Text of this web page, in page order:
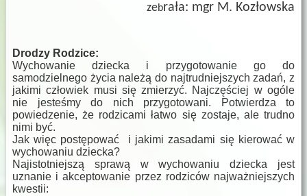
zebrała: mgr M. Kozłowska
Drodzy Rodzice:
Wychowanie dziecka i przygotowanie go do
samodzielnego życia należą do najtrudniejszych zadań, z
jakimi człowiek musi się zmierzyć. Najczęściej w ogóle
nie jesteśmy do nich przygotowani. Potwierdza to
powiedzenie, że rodzicami łatwo się zostaje, ale trudno
nimi być.
Jak więc postępować i jakimi zasadami się kierować w
wychowaniu dziecka?
Najistotniejszą sprawą w wychowaniu dziecka jest
uznanie i akceptowanie przez rodziców najważniejszych
kwestii: